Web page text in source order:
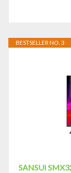
BESTSELLER NO. 3
SANSUI